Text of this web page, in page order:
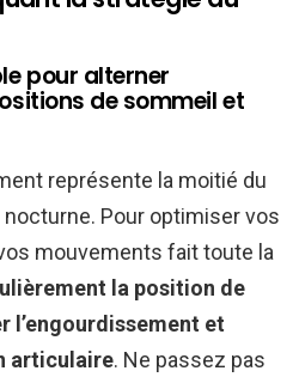
pour alterner
de sommeil et
représente la moitié du
Pour optimiser vos
mouvements fait toute la
la position de
l’engourdissement et
articulaire. Ne passez pas